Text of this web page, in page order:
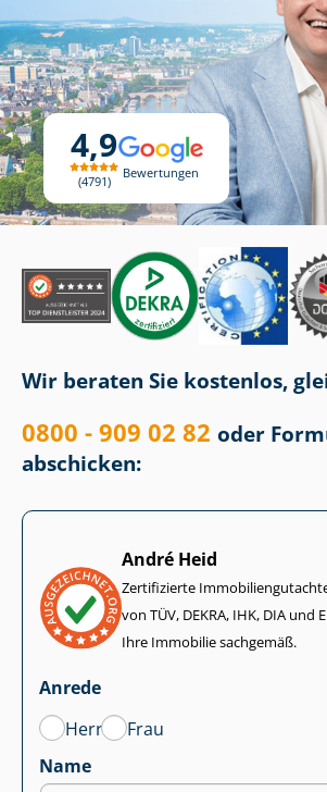
4,9
4791
Bewertungen
Wir beraten Sie kostenlos,
0800 - 909 02 82 oder
abschicken:
André Heid
Zertifizierte
von TÜV, DEKRA, IHK, DIA und
Ihre Immobilie sachgemäß.
Anrede
Herr
Frau
Name